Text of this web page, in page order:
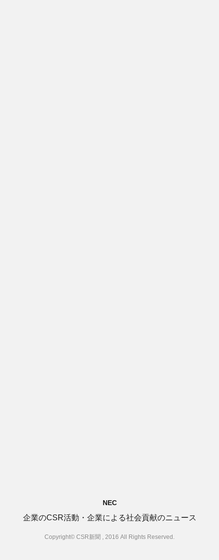
NEC
企業のCSR活動・企業による社会貢献のニュース
Copyright© CSR新聞 , 2016 All Rights Reserved.